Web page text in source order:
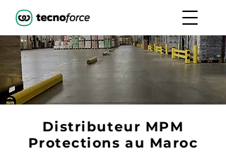
Distributeur MPM
Protections au Maroc